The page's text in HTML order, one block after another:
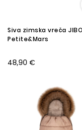
Siva zimska vreča
Petite&Mars
48,90 €